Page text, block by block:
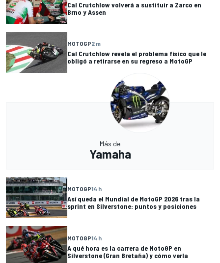
Cal Crutchlow volverá a sustituir a Zarco en
Brno y Assen
MOTOGP2 m
Cal Crutchlow revela el problema físico que le
obligó a retirarse en su regreso a MotoGP
Más de
Yamaha
MOTOGP14 h
Así queda el Mundial de MotoGP 2026 tras la
sprint en Silverstone: puntos y posiciones
MOTOGP14 h
A qué hora es la carrera de MotoGP en
Silverstone (Gran Bretaña) y cómo verla